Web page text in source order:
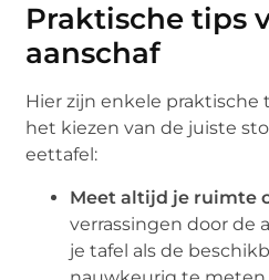
Praktische tips
aanschaf
Hier zijn enkele praktische
het kiezen van de juiste
eettafel:
Meet altijd je ruimte
verrassingen door de
je tafel als de